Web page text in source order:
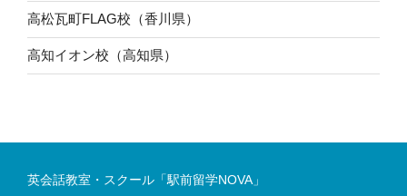
高松瓦町FLAG校（香川県）
高知イオン校（高知県）
英会話教室・スクール「駅前留学NOVA」